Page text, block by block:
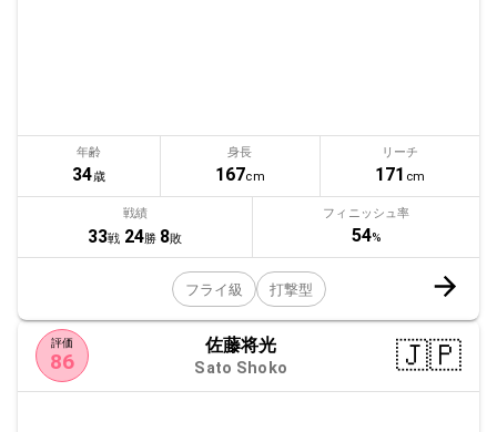
年齢
34歳
身長
167cm
リーチ
171 cm
戦績
33戦 24勝 8敗
フィニッシュ率
54%
フライ級 打撃型
評価
86
佐藤将光
Sato Shoko 🇯🇵